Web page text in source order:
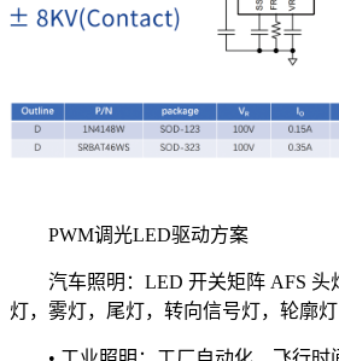
PWM调光LED驱动方案
汽车照明：LED 开关矩阵 AFS 头
灯，雾灯，尾灯，转向信号灯，轮廓